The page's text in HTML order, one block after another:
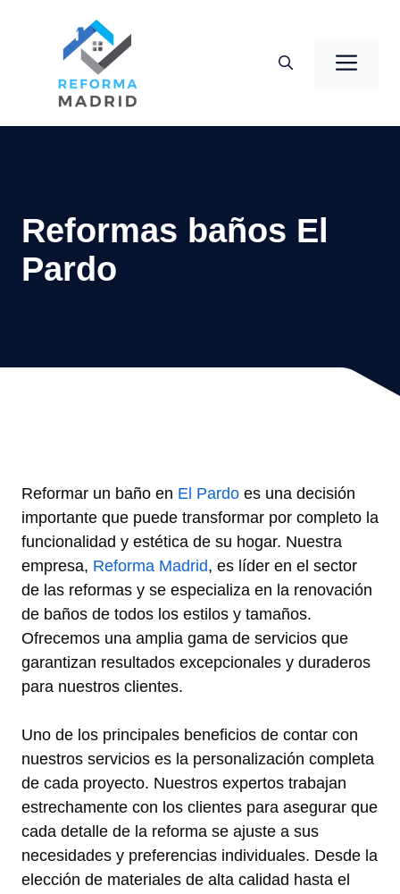
contenido
Reformas baños El
Pardo
Reformar un baño en El Pardo es una decisión
importante que puede transformar por completo la
funcionalidad y estética de su hogar. Nuestra
empresa, Reforma Madrid, es líder en el sector
de las reformas y se especializa en la renovación
de baños de todos los estilos y tamaños.
Ofrecemos una amplia gama de servicios que
garantizan resultados excepcionales y duraderos
para nuestros clientes.
Uno de los principales beneficios de contar con
nuestros servicios es la personalización completa
de cada proyecto. Nuestros expertos trabajan
estrechamente con los clientes para asegurar que
cada detalle de la reforma se ajuste a sus
necesidades y preferencias individuales. Desde la
elección de materiales de alta calidad hasta el